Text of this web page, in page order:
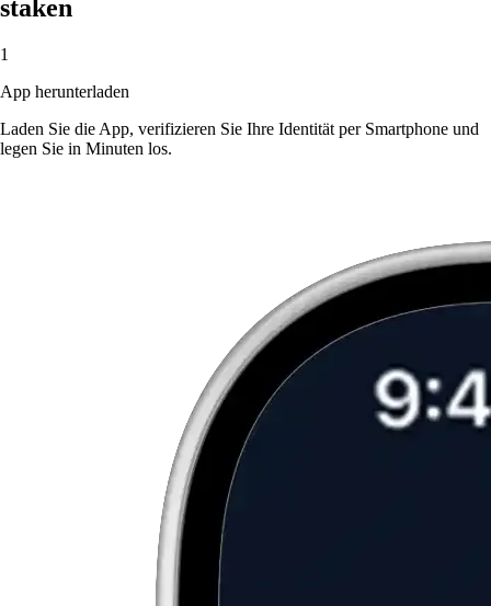
staken
1
App herunterladen
Laden Sie die App, verifizieren Sie Ihre Identität per Smartphone und
legen Sie in Minuten los.